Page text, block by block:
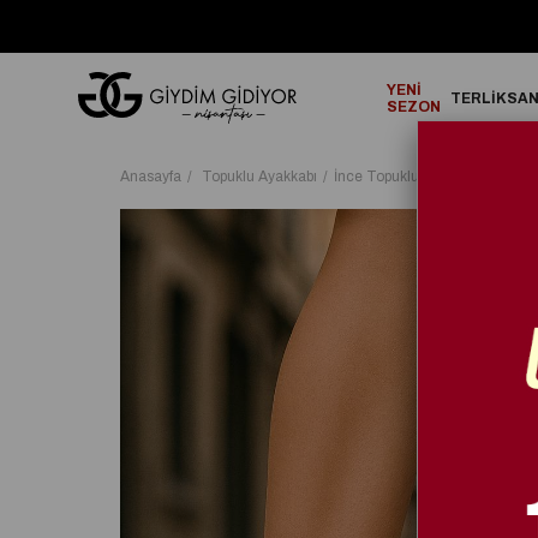
YENİ
SEZON
TERLİK
Anasayfa Topuklu Ayakkabı İnce Topuklu Ayakkabı